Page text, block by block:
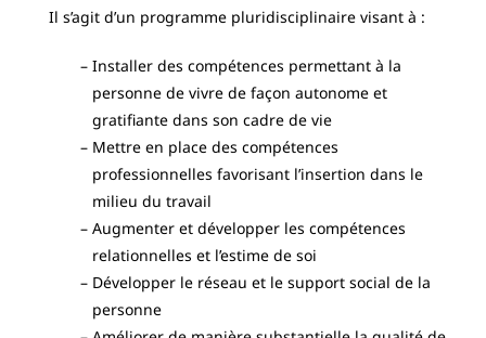
Il s’agit d’un programme pluridisciplinaire visant à :
Installer des compétences permettant à la
personne de vivre de façon autonome et
gratifiante dans son cadre de vie
Mettre en place des compétences
professionnelles favorisant l’insertion dans le
milieu du travail
Augmenter et développer les compétences
relationnelles et l’estime de soi
Développer le réseau et le support social de la
personne